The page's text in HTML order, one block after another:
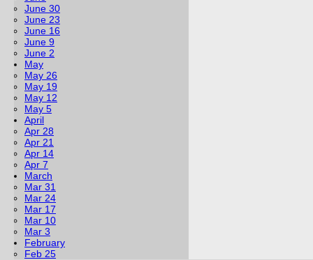
June 30
June 23
June 16
June 9
June 2
May
May 26
May 19
May 12
May 5
April
Apr 28
Apr 21
Apr 14
Apr 7
March
Mar 31
Mar 24
Mar 17
Mar 10
Mar 3
February
Feb 25